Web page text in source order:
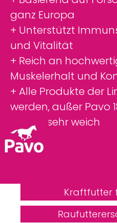
ganz Europa
+ Unterstützt
und Vitalität
+ Reich an
Muskelerhalt und
+ Alle Produkte der
werden, außer Pavo
bereits sehr weich
Kraftfutter